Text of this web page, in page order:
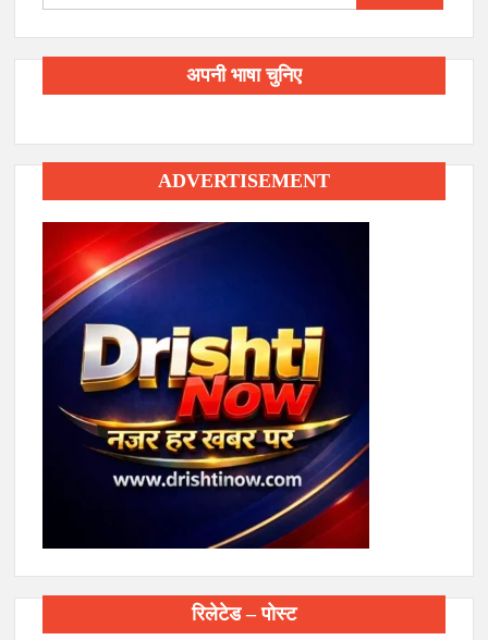
for:
अपनी भाषा चुनिए
ADVERTISEMENT
रिलेटेड – पोस्ट